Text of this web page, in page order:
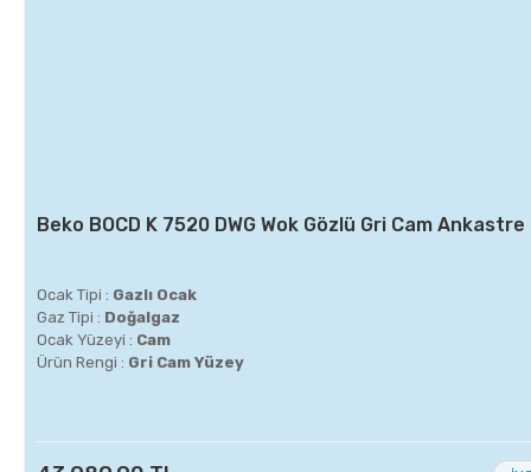
Beko BOCD K 7520 DWG Wok Gözlü Gri Cam Ankastre
Ocak Tipi : Gazlı Ocak
Gaz Tipi : Doğalgaz
Ocak Yüzeyi : Cam
Ürün Rengi : Gri Cam Yüzey